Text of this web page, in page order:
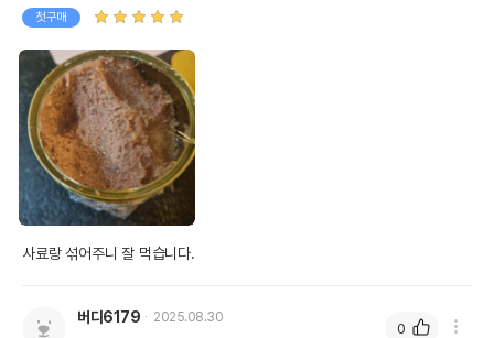
첫구매
사료랑 섞어주니 잘 먹습니다.
버디6179 2025.08.30
0